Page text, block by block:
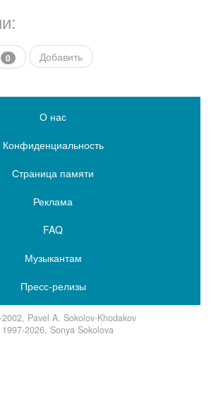
0 Добавить
О нас
Конфиденциальность
Страница памяти
Реклама
FAQ
Музыкантам
Пресс-релизы
Pavel A. Sokolov-Khodakov
2026, Sonya Sokolova